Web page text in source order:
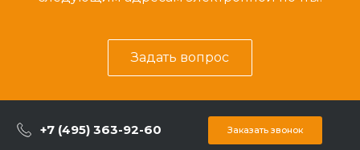
Задать вопрос
+7 (495) 363-92-60 Заказать звонок